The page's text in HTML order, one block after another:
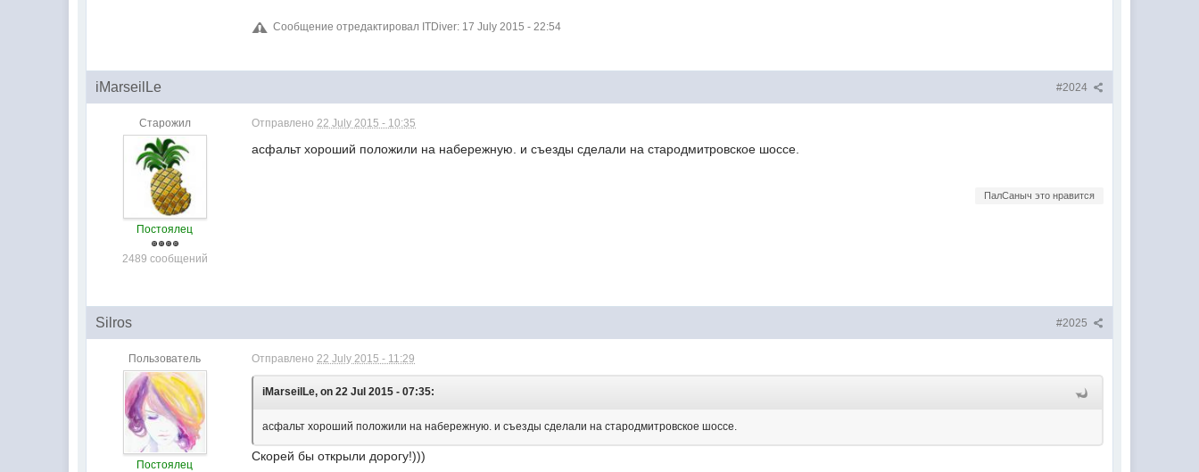
Сообщение отредактировал ITDiver: 17 July 2015 - 22:54
#2024
iMarseilLe
Старожил
Постоялец
2489 сообщений
Отправлено22 July 2015 - 10:35
асфальт хороший положили на набережную. и съезды сделали на стародмитровское шоссе.
ПалСаныч это нравится
#2025
Silros
Пользователь
Постоялец
Отправлено22 July 2015 - 11:29
iMarseilLe, on 22 Jul 2015 - 07:35:
асфальт хороший положили на набережную. и съезды сделали на стародмитровское шоссе.
Скорей бы открыли дорогу!)))